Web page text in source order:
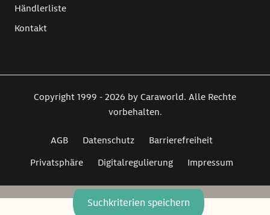
Suchkriterien speichern
Händlerliste
Kontakt
Copyright 1999 - 2026 by Caraworld. Alle Rechte
vorbehalten.
AGB Datenschutz
Barrierefreiheit
Privatsphäre
Digitalregulierung Impressum